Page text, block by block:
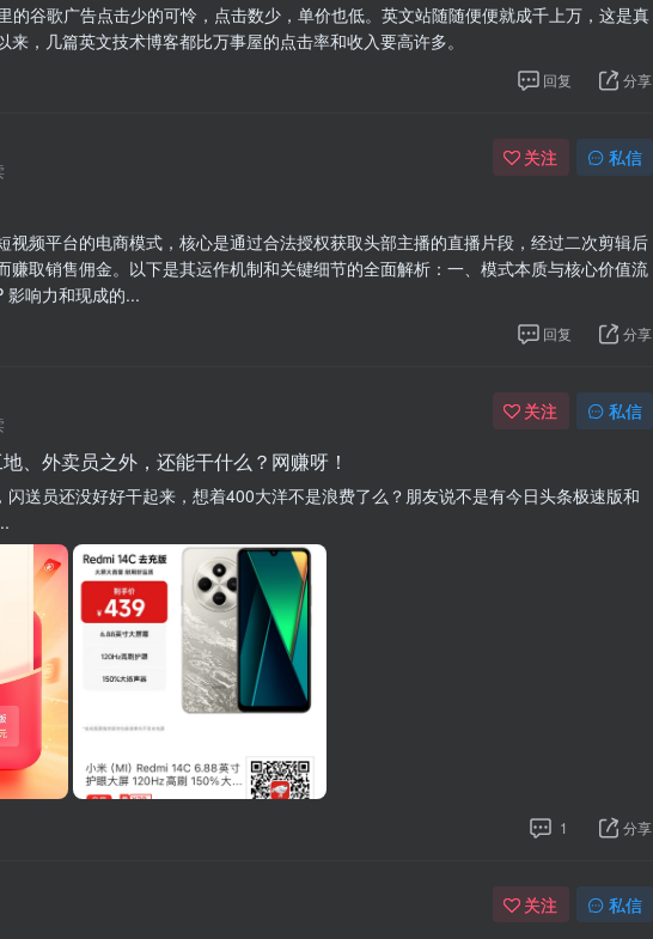
的谷歌广告点击少的可怜，点击数少，单价也低。英文站随随便便就成千上万，这是真
来，几篇英文技术博客都比万事屋的点击率和收入要高许多。
回复 分享
关注 私信
视频平台的电商模式，核心是通过合法授权获取头部主播的直播片段，经过二次剪辑后
赚取销售佣金。以下是其运作机制和关键细节的全面解析：一、模式本质与核心价值流
影响力和现成的...
回复 分享
关注 私信
、外卖员之外，还能干什么？网赚呀！
送员还没好好干起来，想着400大洋不是浪费了么？朋友说不是有今日头条极速版和
1 分享
关注 私信